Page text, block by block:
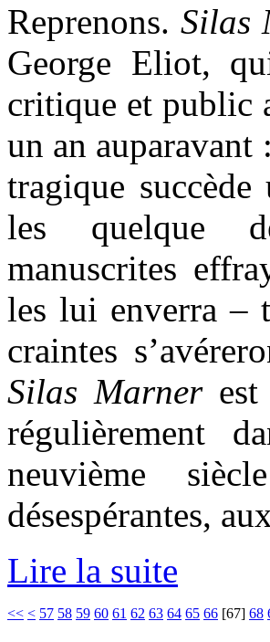
Reprenons. Silas
George Eliot,
critique et public
un an auparavant
tragique
les quelque
manuscrites
les lui enverra –
craintes
Silas Marnerest
régulièrement
neuvième
désespérantes,
Lire la suite
<< < 57 58 59 60 61 62 63 64 65 66 [67] 68